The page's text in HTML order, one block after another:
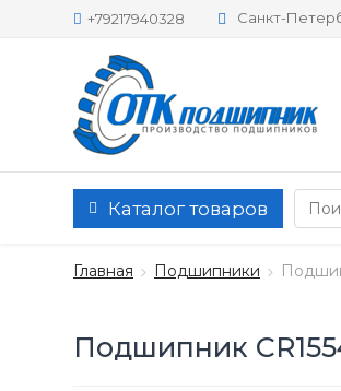
+79217940328 Санкт-
Каталог товаров
Главная Подшипники
Подшипник